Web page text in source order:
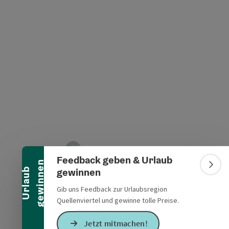
U
r
l
a
u
b
g
e
w
i
n
n
e n
Banner einklappen
Feedback geben & Urlaub
gewinnen
Gib uns Feedback zur Urlaubsregion
Quellenviertel und gewinne tolle Preise.
Jetzt mitmachen!